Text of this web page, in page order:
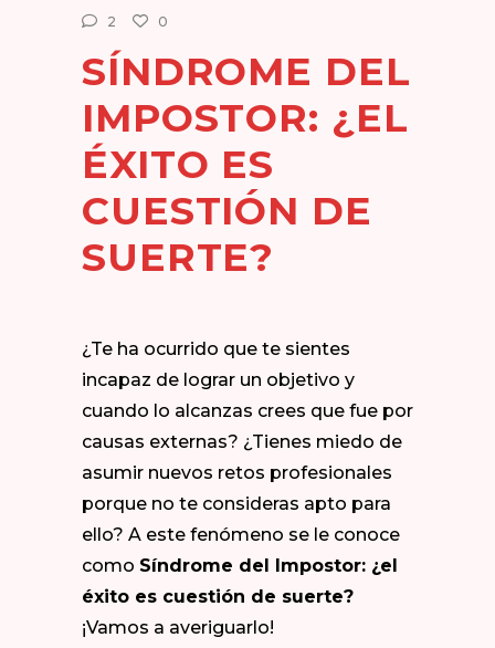
2 0
SÍNDROME DEL
IMPOSTOR: ¿EL
ÉXITO ES
CUESTIÓN DE
SUERTE?
¿Te ha ocurrido que te sientes
incapaz de lograr un objetivo y
cuando lo alcanzas crees que fue por
causas externas? ¿Tienes miedo de
asumir nuevos retos profesionales
porque no te consideras apto para
ello? A este fenómeno se le conoce
como Síndrome del Impostor: ¿el
éxito es cuestión de suerte?
¡Vamos a averiguarlo!